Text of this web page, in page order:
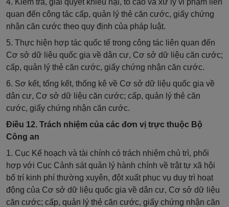
quan đến công tác cấp, quản lý thẻ căn cước, giấy chứng
nhận căn cước theo quy định của pháp luật.
5. Thực hiện hợp tác quốc tế trong công tác liên quan đến
Cơ sở dữ liệu quốc gia về dân cư, Cơ sở dữ liệu căn cước;
cấp, quản lý thẻ căn cước, giấy chứng nhận căn cước.
6. Sơ kết, tổng kết, thống kê về Cơ sở dữ liệu quốc gia về
dân cư, Cơ sở dữ liệu căn cước; cấp, quản lý thẻ căn
cước, giấy chứng nhận căn cước.
Điều 12. Trách nhiệm của các đơn vị trực thuộc Bộ
Công an
1 . Cục Kế hoạch và tài chính có trách nhiệm chủ trì, phối
hợp với Cục Cảnh sát quản lý hành chính về trật tự xã hội
bố trí kinh phí thường xuyên, đột xuất phục vụ duy trì hoạt
động của Cơ sở dữ liệu quốc gia về dân cư, Cơ sở dữ liệu
căn cước; cấp, quản lý thẻ căn cước, giấy chứng nhận căn